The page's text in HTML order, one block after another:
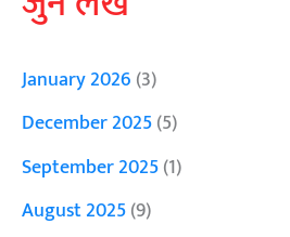
January 2026 (3)
December 2025(5)
September 2025(1)
August 2025(9)